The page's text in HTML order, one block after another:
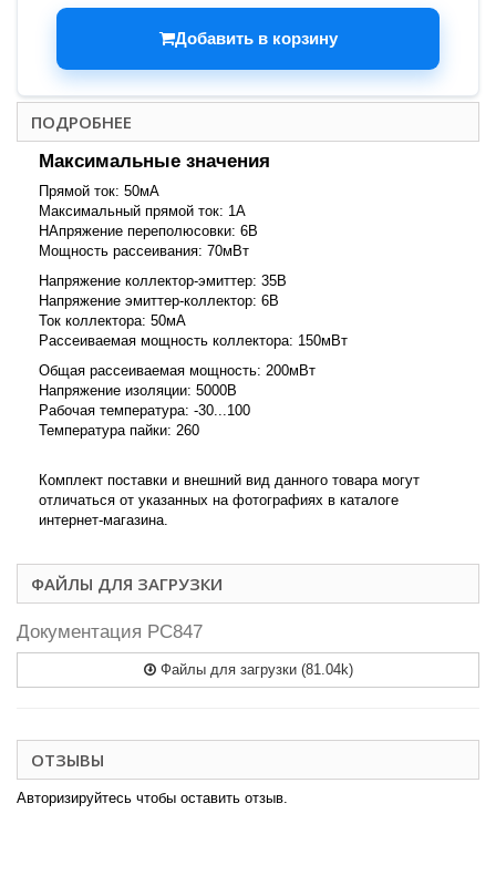
Добавить в корзину
ПОДРОБНЕЕ
Максимальные значения
Прямой ток: 50мА
Максимальный прямой ток: 1А
НАпряжение переполюсовки: 6В
Мощность рассеивания: 70мВт
Напряжение коллектор-эмиттер: 35В
Напряжение эмиттер-коллектор: 6В
Ток коллектора: 50мА
Рассеиваемая мощность коллектора: 150мВт
Общая рассеиваемая мощность: 200мВт
Напряжение изоляции: 5000В
Рабочая температура: -30...100
Температура пайки: 260
Комплект поставки и внешний вид данного товара могут
отличаться от указанных на фотографиях в каталоге
интернет-магазина.
ФАЙЛЫ ДЛЯ ЗАГРУЗКИ
Документация PC847
Файлы для загрузки (81.04k)
ОТЗЫВЫ
Авторизируйтесь чтобы оставить отзыв.